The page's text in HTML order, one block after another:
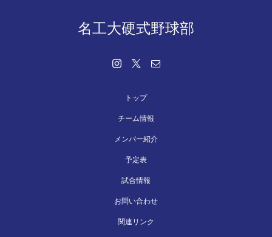
名工大硬式野球部
トップ
チーム情報
メンバー紹介
予定表
試合情報
お問い合わせ
関連リンク